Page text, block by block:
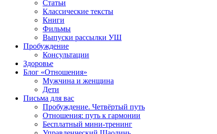
Статьи
Классические тексты
Книги
Фильмы
Выпуски рассылки УШ
Пробуждение
Консультации
Здоровье
Блог «Отношения»
Мужчина и женщина
Дети
Письма для вас
Пробуждение. Четвёртый путь
Отношения: путь к гармонии
Бесплатный мини-тренинг